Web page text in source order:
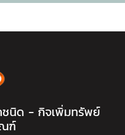
ชนิด - กิจเพิ่มทรัพย์
ฑ์